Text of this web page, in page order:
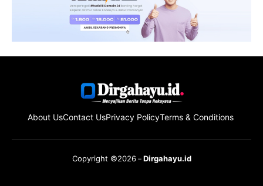
About UsContact UsPrivacy PolicyTerms & Conditions
Copyright ©2026 Dirgahayu.id